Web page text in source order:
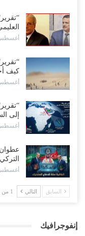
أغسطس 5,
كيف
أغسطس 7,
إلى
أغسطس 4,
أغسطس 8,
السابق التالي 1 من 11
إنفوجرافيك